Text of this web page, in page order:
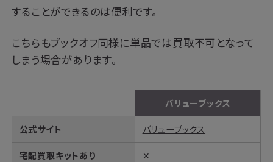
することができるのは便利です。
こちらもブックオフ同様に単品では買取不可となって
しまう場合があります。
バリューブックス
公式サイト バリューブックス
宅配買取キットあり ✕